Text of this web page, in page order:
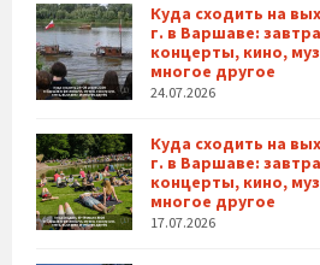
Куда сходить на
г. в Варшаве:
концерты, кино,
многое другое
24.07.2026
Куда сходить на
г. в Варшаве:
концерты, кино,
многое другое
17.07.2026